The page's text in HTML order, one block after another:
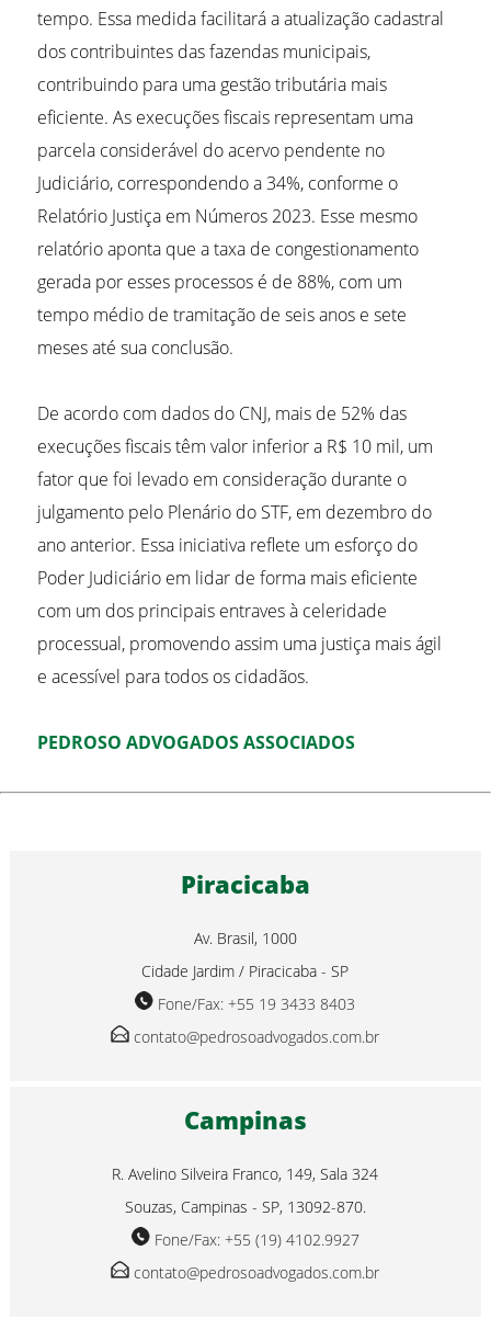
tempo. Essa medida facilitará a atualização cadastral
dos contribuintes das fazendas municipais,
contribuindo para uma gestão tributária mais
eficiente. As execuções fiscais representam uma
parcela considerável do acervo pendente no
Judiciário, correspondendo a 34%, conforme o
Relatório Justiça em Números 2023. Esse mesmo
relatório aponta que a taxa de congestionamento
gerada por esses processos é de 88%, com um
tempo médio de tramitação de seis anos e sete
meses até sua conclusão.
De acordo com dados do CNJ, mais de 52% das
execuções fiscais têm valor inferior a R$ 10 mil, um
fator que foi levado em consideração durante o
julgamento pelo Plenário do STF, em dezembro do
ano anterior. Essa iniciativa reflete um esforço do
Poder Judiciário em lidar de forma mais eficiente
com um dos principais entraves à celeridade
processual, promovendo assim uma justiça mais ágil
e acessível para todos os cidadãos.
PEDROSO ADVOGADOS ASSOCIADOS
Piracicaba
Av. Brasil, 1000
Cidade Jardim / Piracicaba - SP
Fone/Fax: +55 19 3433 8403
contato@pedrosoadvogados.com.br
Campinas
R. Avelino Silveira Franco, 149, Sala 324
Souzas, Campinas - SP, 13092-870.
Fone/Fax: +55 (19) 4102.9927
contato@pedrosoadvogados.com.br